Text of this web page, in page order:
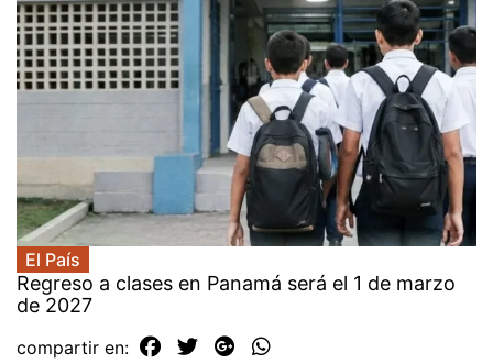
El País
Regreso a clases en Panamá será el 1 de marzo
de 2027
compartir en: